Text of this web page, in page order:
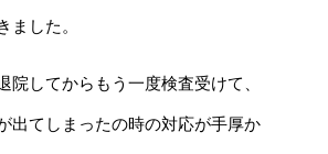
ました。
院してからもう一度検査受けて、
出てしまったの時の対応が手厚か